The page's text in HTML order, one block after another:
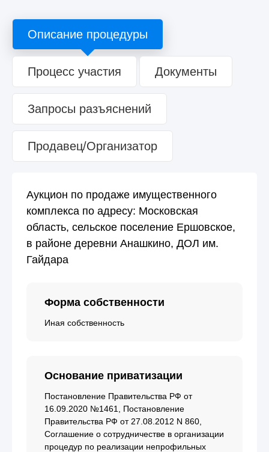
Описание процедуры
Процесс участия Документы
Запросы разъяснений
Продавец/Организатор
Аукцион по продаже имущественного
комплекса по адресу: Московская
область, сельское поселение Ершовское,
в районе деревни Анашкино, ДОЛ им.
Гайдара
Форма собственности
Иная собственность
Основание приватизации
Постановление Правительства РФ от
16.09.2020 №1461, Постановление
Правительства РФ от 27.08.2012 N 860,
Соглашение о сотрудничестве в организации
процедур по реализации непрофильных